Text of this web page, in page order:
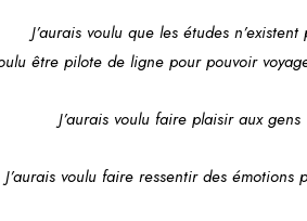
J’aurais voulu que les études n’existent
être pilote de ligne pour pouvoir
J’aurais voulu faire plaisir aux gens
J’aurais voulu faire ressentir des émotions